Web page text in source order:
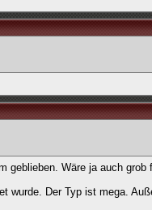
geblieben. Wäre ja auch grob
wurde. Der Typ ist mega.